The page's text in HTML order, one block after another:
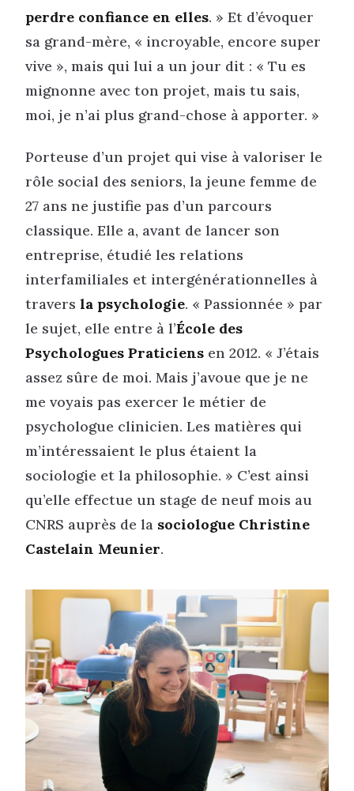
perdre confiance en elles. » Et d’évoquer
sa grand-mère, « incroyable, encore super
vive », mais qui lui a un jour dit : « Tu es
mignonne avec ton projet, mais tu sais,
moi, je n’ai plus grand-chose à apporter. »
Porteuse d’un projet qui vise à valoriser le
rôle social des seniors, la jeune femme de
27 ans ne justifie pas d’un parcours
classique. Elle a, avant de lancer son
entreprise, étudié les relations
interfamiliales et intergénérationnelles à
travers la psychologie. « Passionnée » par
le sujet, elle entre à l’École des
Psychologues Praticiens en 2012. « J’étais
assez sûre de moi. Mais j’avoue que je ne
me voyais pas exercer le métier de
psychologue clinicien. Les matières qui
m’intéressaient le plus étaient la
sociologie et la philosophie. » C’est ainsi
qu’elle effectue un stage de neuf mois au
CNRS auprès de la sociologue Christine
Castelain Meunier.